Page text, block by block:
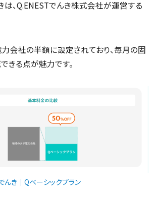
は、Q.ENESTでんき株式会社が運営する
会社の半額に設定されており、毎月の固
きる点が魅力です。
んき｜Qベーシックプラン